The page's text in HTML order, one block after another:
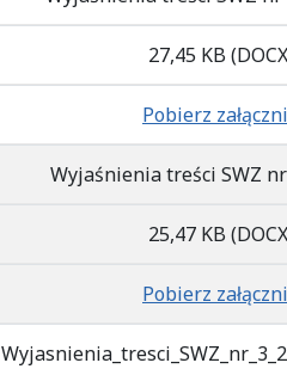
27,45 KB
Pobierz
Wyjaśnienia treści SWZ nr
25,47 KB
Pobierz